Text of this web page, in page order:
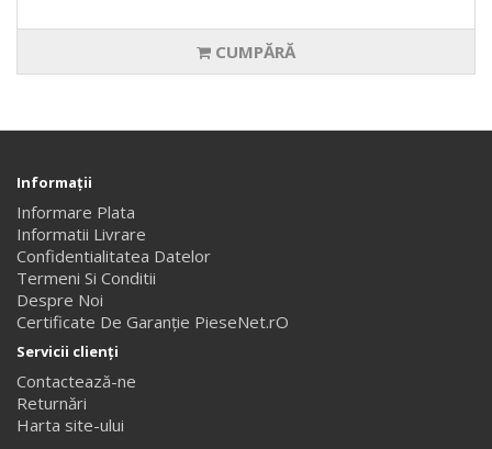
CUMPĂRĂ
Informaţii
Informare Plata
Informatii Livrare
Confidentialitatea Datelor
Termeni Si Conditii
Despre Noi
Certificate De Garanție PieseNet.rO
Servicii clienţi
Contactează-ne
Returnări
Harta site-ului